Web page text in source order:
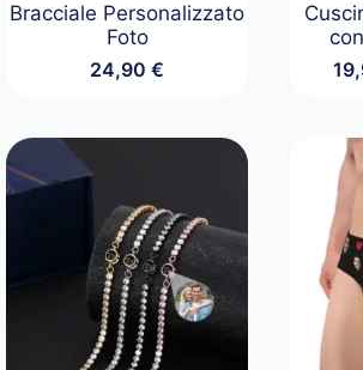
Bracciale Personalizzato
Foto
24,90€